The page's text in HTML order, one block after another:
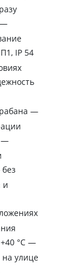
—
IP 54
—
—
и
°C —
улице